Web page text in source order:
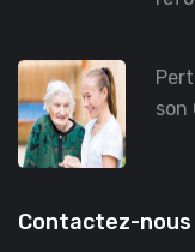
son
Contactez-nous